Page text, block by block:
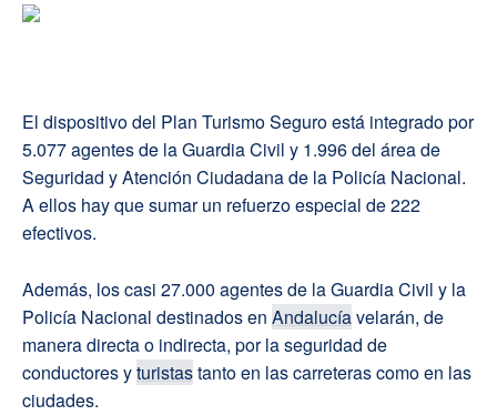
El dispositivo del Plan Turismo Seguro está integrado por
5.077 agentes de la Guardia Civil y 1.996 del área de
Seguridad y Atención Ciudadana de la Policía Nacional.
A ellos hay que sumar un refuerzo especial de 222
efectivos.
Además, los casi 27.000 agentes de la Guardia Civil y la
Policía Nacional destinados en Andalucíavelarán, de
manera directa o indirecta, por la seguridad de
conductores yturistastanto en las carreteras como en las
ciudades.